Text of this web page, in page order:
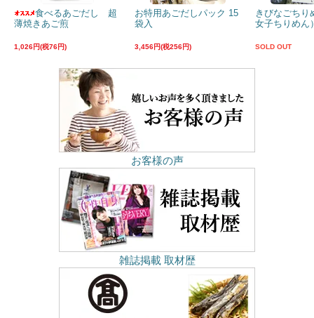
食べるあごだし 超
薄焼きあご煎
1,026円(税76円)
お特用あごだしパック 15
袋入
3,456円(税256円)
きびなごちり
女子ちりめん
SOLD OUT
お客様の声
雑誌掲載 取材歴